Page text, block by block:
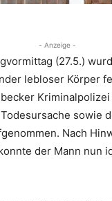
- Anzeige -
(27.5.)
lebloser Körper
sowie
Nach
der Mann nun